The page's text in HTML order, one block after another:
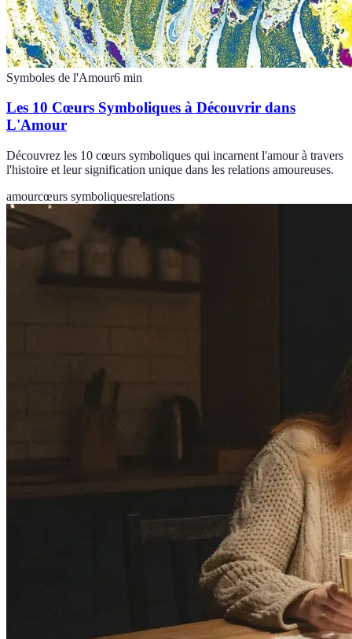
Symboles de l'Amour6 min
Les 10 Cœurs Symboliques à Découvrir dans
L'Amour
Découvrez les 10 cœurs symboliques qui incarnent l'amour à travers
l'histoire et leur signification unique dans les relations amoureuses.
amourcœurs symboliquesrelations